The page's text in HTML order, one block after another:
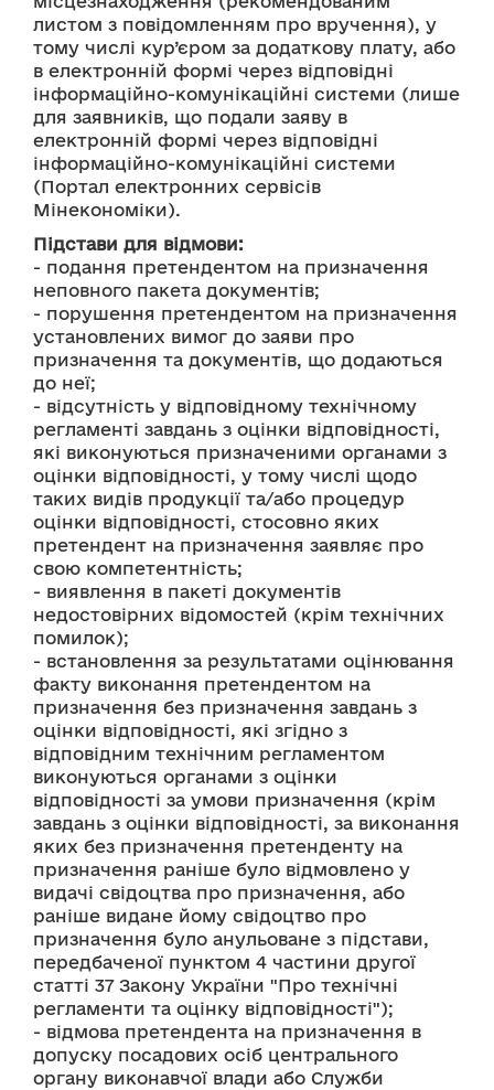
листом з повідомленням про вручення), у
тому числі кур’єром за додаткову плату, або
в електронній формі через відповідні
інформаційно-комунікаційні системи (лише
для заявників, що подали заяву в
електронній формі через відповідні
інформаційно-комунікаційні системи
(Портал електронних сервісів
Мінекономіки).
Підстави для відмови:
- подання претендентом на призначення
неповного пакета документів;
- порушення претендентом на призначення
установлених вимог до заяви про
призначення та документів, що додаються
до неї;
- відсутність у відповідному технічному
регламенті завдань з оцінки відповідності,
які виконуються призначеними органами з
оцінки відповідності, у тому числі щодо
таких видів продукції та/або процедур
оцінки відповідності, стосовно яких
претендент на призначення заявляє про
свою компетентність;
- виявлення в пакеті документів
недостовірних відомостей (крім технічних
помилок);
- встановлення за результатами оцінювання
факту виконання претендентом на
призначення без призначення завдань з
оцінки відповідності, які згідно з
відповідним технічним регламентом
виконуються органами з оцінки
відповідності за умови призначення (крім
завдань з оцінки відповідності, за виконання
яких без призначення претенденту на
призначення раніше було відмовлено у
видачі свідоцтва про призначення, або
раніше видане йому свідоцтво про
призначення було анульоване з підстави,
передбаченої пунктом 4 частини другої
статті 37 Закону України "Про технічні
регламенти та оцінку відповідності");
- відмова претендента на призначення в
допуску посадових осіб центрального
органу виконавчої влади або Служби